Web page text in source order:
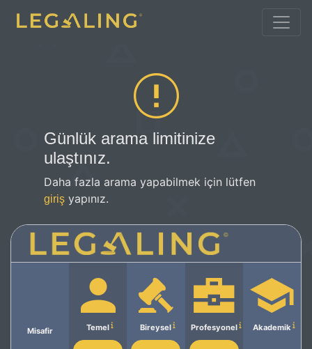
Günlük arama limitinize
ulaştınız.
Daha fazla arama yapabilmek için lütfen
giriş yapınız.
Misafir Temel Bireysel Profesyonel Akademik